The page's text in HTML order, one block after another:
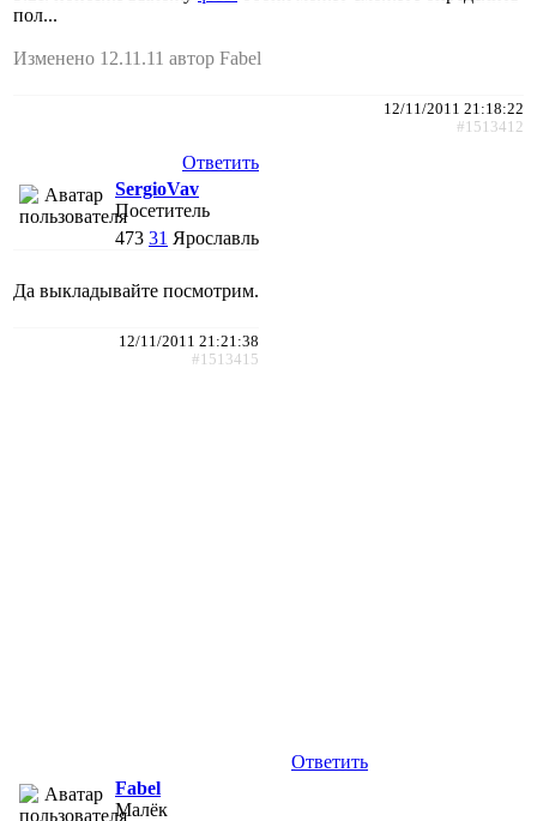
пол...
Изменено 12.11.11 автор Fabel
12/11/2011 21:18:22
#1513412
Ответить
SergioVav
Посетитель
473 31 Ярославль
Да выкладывайте посмотрим.
12/11/2011 21:21:38
#1513415
Ответить
Fabel
Малёк